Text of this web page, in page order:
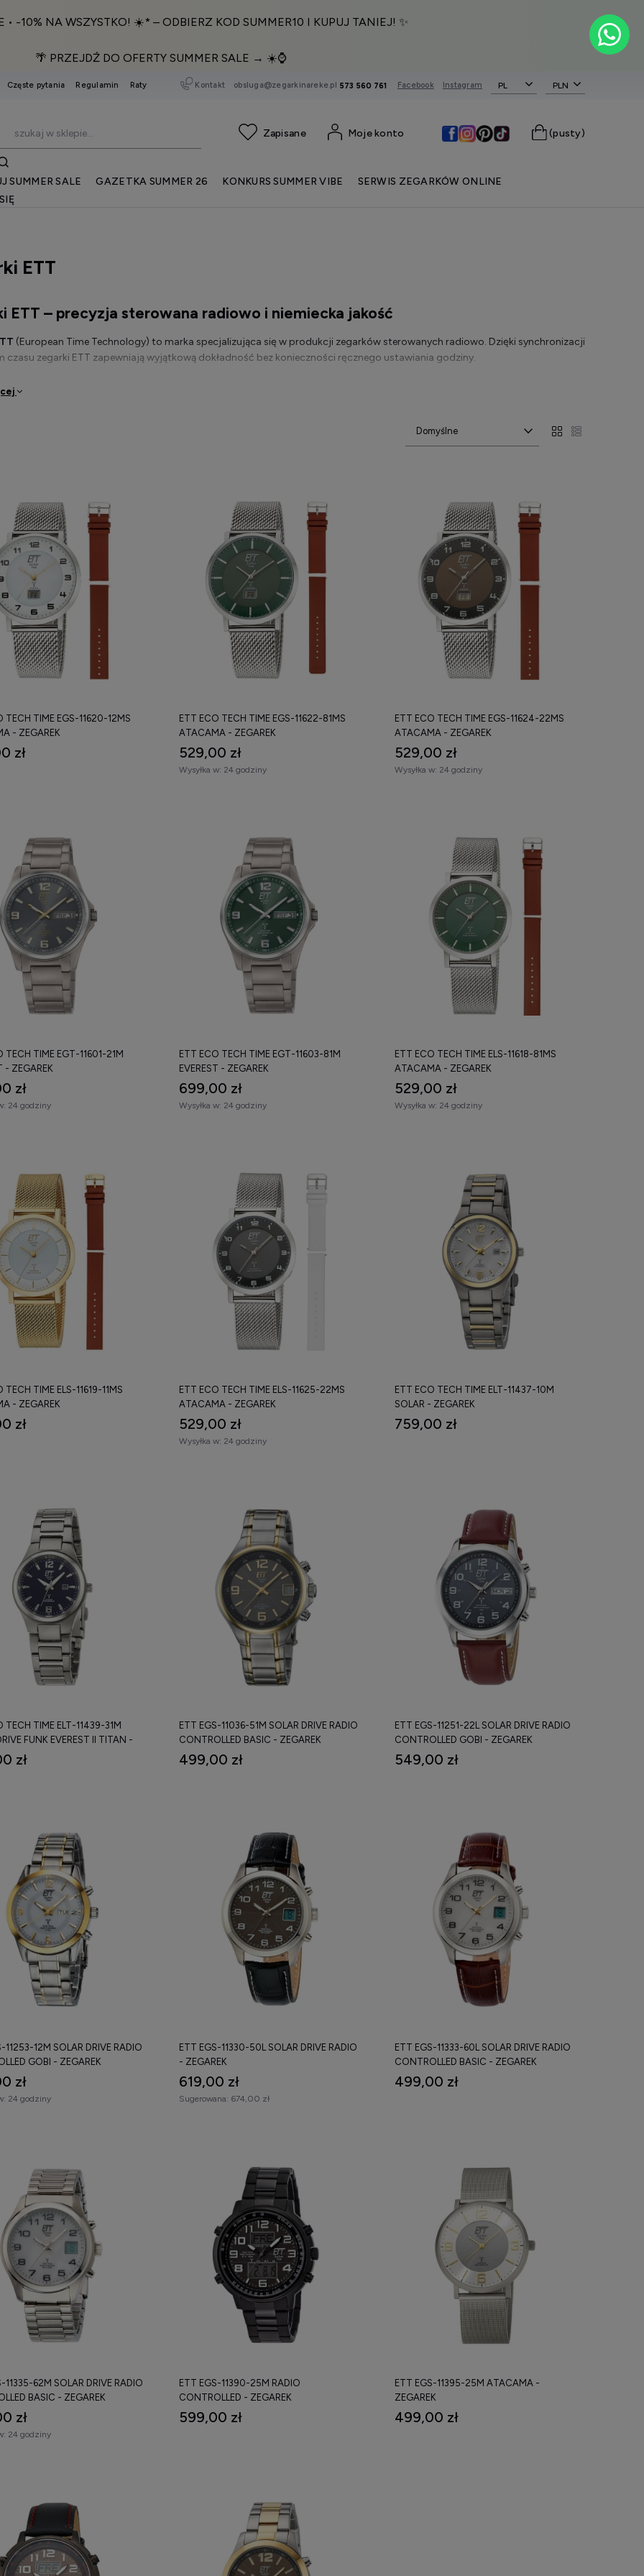
• -10% NA WSZYSTKO! ☀️* – ODBIERZ KOD SUMMER10 I KUPUJ TANIEJ! ✨
🌴 PRZEJDŹ DO OFERTY SUMMER SALE → ☀️⌚️
Częste pytania Regulamin Raty Kontakt obsluga@zegarkinareke.pl 573 560 761 Facebook Instagram PL
(pusty)
Moje konto
SUMMER SALE GAZETKA SUMMER 26 KONKURS SUMMER VIBE
SERWIS ZEGARKÓW ONLINE
ETT
ETT – precyzja sterowana radiowo i niemiecka jakość
(European Time Technology) to marka specjalizująca się w produkcji zegarków sterowanych radiowo. Dzięki synchronizacji
czasu zegarki ETT zapewniają wyjątkową dokładność bez konieczności ręcznego ustawiania godziny.
maksymalnej precyzji oraz wygody codziennego użytkowania.
z gwarancją producenta i szybką wysyłką. Sprawdź dostępne modele i wybierz
ETT sterowany radiowo – technologia i funkcje
radiowesynchronizują się z nadajnikami sygnału czasu (np. DCF77), co zapewnia automatyczne i niezwykle precyzyjne
godziny. Dzięki temu użytkownik nie musi samodzielnie regulować czasu, nawet przy zmianie czasu letniego i zimowego.
od modelu dostępne są:
kwarcowy sterowany radiowo,
synchronizacja czasu,
(dzień miesiąca),
dnia tygodnia,
ze stali nierdzewnej lub tytanu,
stalowa lub pasek skórzany,
ETT męskie i damskie
męskie to najczęściej klasyczne modele z czytelną tarczą i funkcją radiowej synchronizacji czasu.
damskie wyróżniają się mniejszą kopertą, eleganckim wykończeniem i tą samą precyzyjną technologią radiową.
zegarek ETT – na co zwrócić uwagę?
oryginalny zegarek ETT , warto zwrócić uwagę na:
radiowej synchronizacji,
zasilania (bateria lub solar),
wodoszczelności.
zegarki ETT męskie i damskie, porównaj parametry techniczne i wybierz model najlepiej dopasowany do swoich
TECH TIME EGS-11620-12MS
- ZEGAREK
zł
ETT ECO TECH TIME EGS-11622-81MS
ATACAMA - ZEGAREK
529,00 zł
Wysyłka w: 24 godziny
ETT ECO TECH TIME EGS-11624-22MS
ATACAMA - ZEGAREK
529,00 zł
Wysyłka w: 24 godziny
TECH TIME EGT-11601-21M
- ZEGAREK
zł
24 godziny
ETT ECO TECH TIME EGT-11603-81M
EVEREST - ZEGAREK
699,00 zł
Wysyłka w: 24 godziny
ETT ECO TECH TIME ELS-11618-81MS
ATACAMA - ZEGAREK
529,00 zł
Wysyłka w: 24 godziny
TECH TIME ELS-11619-11MS
- ZEGAREK
zł
ETT ECO TECH TIME ELS-11625-22MS
ATACAMA - ZEGAREK
529,00 zł
Wysyłka w: 24 godziny
ETT ECO TECH TIME ELT-11437-10M
SOLAR - ZEGAREK
759,00 zł
TECH TIME ELT-11439-31M
FUNK EVEREST II TITAN -
zł
ETT EGS-11036-51M SOLAR DRIVE RADIO
CONTROLLED BASIC - ZEGAREK
499,00 zł
ETT EGS-11251-22L SOLAR DRIVE RADIO
CONTROLLED GOBI - ZEGAREK
549,00 zł
11253-12M SOLAR DRIVE RADIO
GOBI - ZEGAREK
zł
24 godziny
ETT EGS-11330-50L SOLAR DRIVE RADIO
- ZEGAREK
619,00 zł
Sugerowana: 674,00 zł
ETT EGS-11333-60L SOLAR DRIVE RADIO
CONTROLLED BASIC - ZEGAREK
499,00 zł
11335-62M SOLAR DRIVE RADIO
BASIC - ZEGAREK
zł
24 godziny
ETT EGS-11390-25M RADIO
CONTROLLED - ZEGAREK
599,00 zł
ETT EGS-11395-25M ATACAMA -
ZEGAREK
499,00 zł